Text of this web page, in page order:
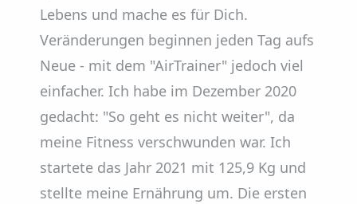
Lebens und mache es für Dich.
Veränderungen beginnen jeden Tag aufs
Neue - mit dem "AirTrainer" jedoch viel
einfacher. Ich habe im Dezember 2020
gedacht: "So geht es nicht weiter", da
meine Fitness verschwunden war. Ich
startete das Jahr 2021 mit 125,9 Kg und
stellte meine Ernährung um. Die ersten